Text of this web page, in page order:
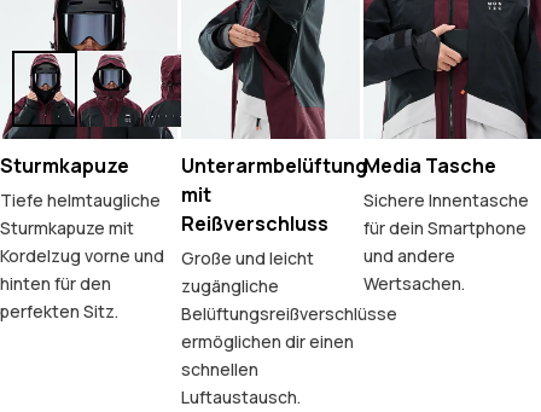
Sturmkapuze
Tiefe helmtaugliche
Sturmkapuze mit
Kordelzug vorne und
hinten für den
perfekten Sitz.
Unterarmbelüftung
mit
Reißverschluss
Große und leicht
zugängliche
Belüftungsreißverschlüsse
ermöglichen dir einen
schnellen
Luftaustausch.
Media Tasche
Sichere Innentasche
für dein Smartphone
und andere
Wertsachen.